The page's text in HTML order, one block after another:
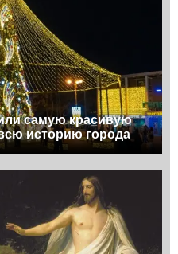
самую красивую
историю города